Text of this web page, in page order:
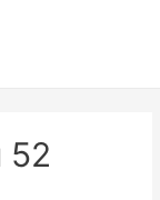
52